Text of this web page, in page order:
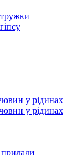
у рідинах
у рідинах